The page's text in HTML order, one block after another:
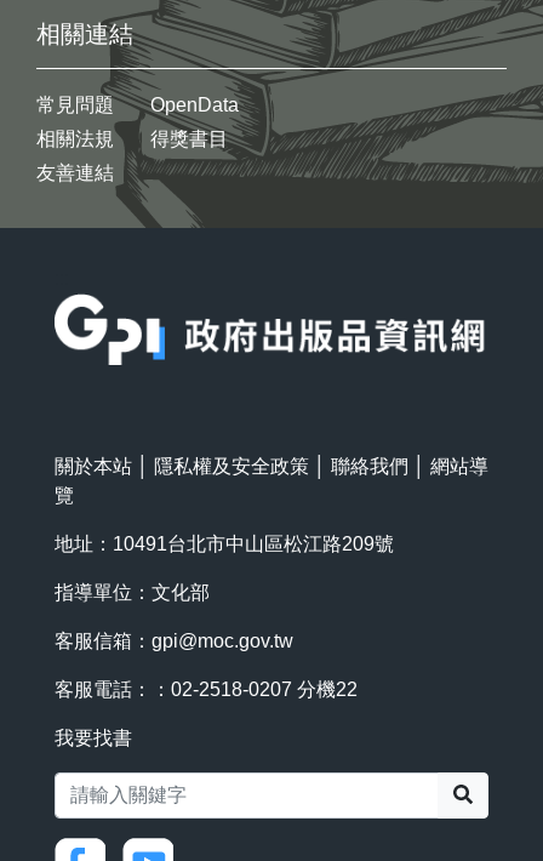
相關連結
常見問題
相關法規
友善連結
OpenData
得獎書目
關於本站 隱私權及安全政策 聯絡我們
網站導
覽
地址：10491台北市中山區松江路209號
指導單位：文化部
客服信箱： gpi@moc.gov.tw
客服電話：：02-2518-0207 分機22
我要找書